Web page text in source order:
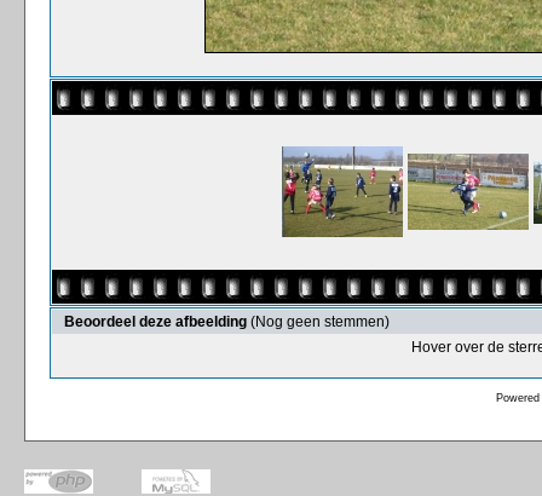
Beoordeel deze afbeelding (Nog geen stemmen)
Hover over de